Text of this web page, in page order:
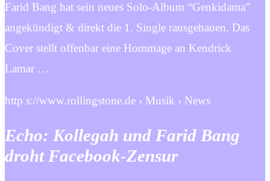
Farid Bang hat sein neues Solo-Album “Genkidama”
angekündigt & direkt die 1. Single rausgehauen. Das
Cover stellt offenbar eine Hommage an Kendrick
Lamar …
http s://www.rollingstone.de › Musik › News
Echo: Kollegah und Farid Bang
droht Facebook-Zensur